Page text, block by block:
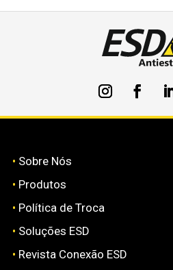
• Sobre Nós
• Produtos
• Política de Troca
• Soluções ESD
• Revista Conexão ESD